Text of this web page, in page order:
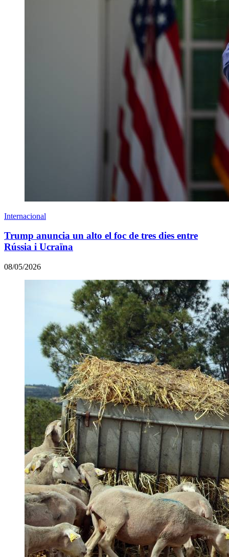
Internacional
Trump anuncia un alto el foc de tres dies entre
Rússia i Ucraïna
08/05/2026